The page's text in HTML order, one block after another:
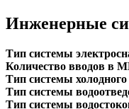
Инженерные
Тип системы
Количество вводов в
Тип системы
Тип системы
Тип системы